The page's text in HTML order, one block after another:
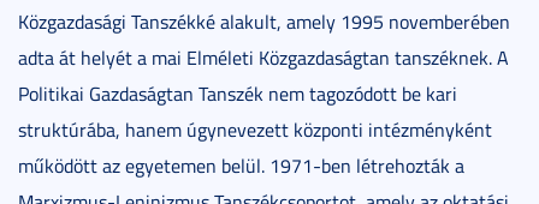
Közgazdasági Tanszékké alakult, amely 1995 novemberében
adta át helyét a mai Elméleti Közgazdaságtan tanszéknek. A
Politikai Gazdaságtan Tanszék nem tagozódott be kari
struktúrába, hanem úgynevezett központi intézményként
működött az egyetemen belül. 1971-ben létrehozták a